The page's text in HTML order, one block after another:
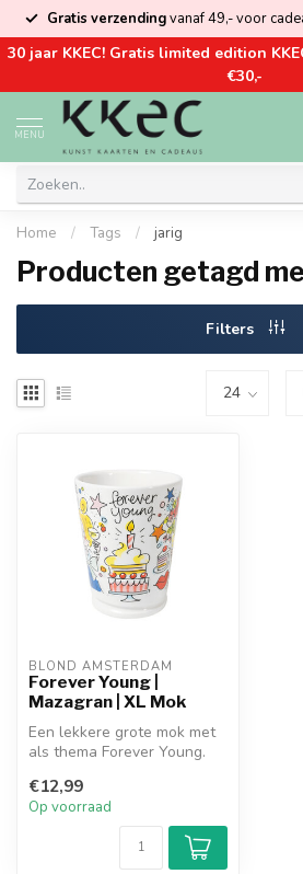
Gratis verzendingvanaf 49,- voor
30 jaar KKEC! Gratis limited edition
€30,-
MENU
Home / Tags / jarig
Producten getagd
Filters
BLOND AMSTERDAM
Forever Young |
Mazagran | XL Mok
Een lekkere grote mok met
als thema Forever Young.
€12,99
Op voorraad